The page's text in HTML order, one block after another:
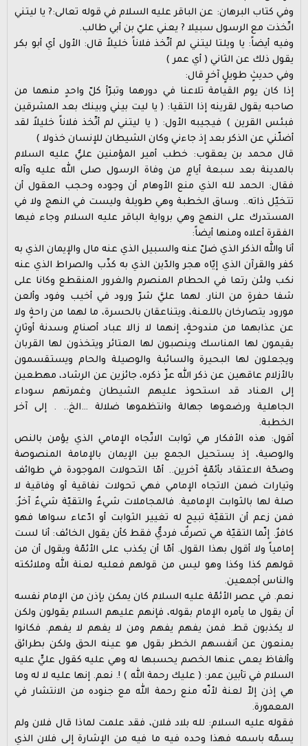
وفي كتاب البرهان: عن الباقر عليه السلام في قوله تعالى:? يا ليتني
اتّخذت مع الرسول سبيلا ? يعني عليّ بن أبي طالب.
وفيه أيضاً: يا ويلتا ليتني لم أتّخذ فلاناً خليلاً قال: الأول أي أبو بكر
يقول ذلك عن الثاني ( أي عمر )
وفي حديثٍ طويلٍ آخرٍ قال:
إذا كان يوم القيامة تلاعنا في دورهما وتبرّأ كلّ واحدٍ منهما من
صاحبه يقول لقرينه إذا التقيا: ( يا ليت بيني وبينك بعد المشرقين
فبئس القرين ) فيجيبه الأول: ( يا ليتني لم أتّخذ فلاناً خليلاً لقد
أضلّني عن الذكر بعد إذ جاءني وكان الشيطان للإنسان خذولا )
قال محمد بن يعقوب: خطب أمير المؤمنين عليٌّ عليه السلام
بالمدينة بعد سبعة أيامٍ من وفاة الرسول صلى الله عليه وآله
فقال: الحمد لله الذي منع الأوهام أن وجوده وحجب العقول أن
تتخيّل ذاته.. وساق الخطبة وهي طويلة وليست في النهج ولا في
المستدرك على النهج وهي برواية الباقر عليه السلام وجاء فيها
الفقرة أعلاه ومنها أيضاً:
أنا والله الذكر الذي ضلّ عنه والسبيل الذي عنه مال والإيمان الذي به
كفر والقرآن الذي إيّاه هجر والدّين الذي به كذّب والصراط الذي عنه
نكب ولئن رتعا في الحطام المنصرم والغرور المنقطع وكانا على
شفا حفرةٍ من النار. لهما عليَّ شرّ ورود في أخيب وفود وألعن
مورود يتصارخان باللعنة، ويتناعقان بالحسرة، ما لهما من راحةٍ ولا
عن عذابهما من مندوحةٍ، إنهما لا زالا عباد أصنامٍ وسدنة أوثانٍ
يقيمون لها المناسك وينصبون لها العتائر ويتخذون لها القربان
ويجعلون لها البحيرة والسائبة والوصيلة والحام ويستقسمون
بالأزلام عاقهين عن ذكر الله عزّ ذكره، جائزين عن الرشاد، مهطعين
إلى العناد قد استحوذ عليهم الشيطان وغمرتهم سوداء
الجاهلية ورضعوها جهالة وانتظموها ضلالة …الخ.. . إلى آخر
الخطبة.
أقول: هذه الأفكار هي ثوابت الاتّجاه الإمامي الذي يؤمن بالنص
والوصية، إذ يستحيل الجمع بين الإيمان بالإمامة المنصوصة
وصحّة الاعتقاد بأئمّةٍ آخرين.. أمّا التحولات الموجودة في طوائف
وتيارات ضمن الاتجاه الإمامي فهي تحولات نفاقية أو وفاقية لا
صلة لها بالثوابت الإمامية. فالمجاملات شيءٌ والتقيّة شيءٌ آخرٌ.
فمن زعم أن التقيّة تبيح له تغيير الثوابت أو ادّعاء سواها فهو
كافرٌ. إنّما التقيّة هي تصرفٌ فرديٌّ فقط كأن يقول الخائف: أنا لست
إمامياً ولا أقول بهذا القول. أمّا أن يكذب على الأئمّة ويقول أن من
قولهم كذا وكذا وهو ليس من قولهم فعليه لعنة الله وملائكته
والناس أجمعين.
نعم. في عصر الأئمّة عليه السلام كان يمكن بإذن من الإمام نفسه
أن يقول ما يأمره الإمام بقوله، فإنهم عليهم السلام يقولون ولكن
لا يكذبون قط. فمن يفهم يفهم ومن لا يفهم لا يفهم. فكانوا
يمنعون عن أنفسهم الخطر بقول هو عينه الحق ولكن بطرائق
وألفاظ يعمى عنها الخصم يحسبها له وهي عليه كقول عليٍّ عليه
السلام في تأبين عمر: ( عليك رحمة الله )‍ !. نعم. إنها عليه لا له وما
هي إذن إلاّ لعنة لأنّه منع رحمة الله مع جنوده من الانتشار في
المعمورة.
فقوله عليه السلام: لله بلاد فلان، فقد علمت لماذا قال فلان ولم
يسمّه باسمه فهذا وحده فيه ما فيه من الإشارة إلى فلان الذي